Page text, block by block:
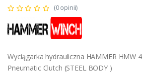
(0 opinii)
Wyciągarka hydrauliczna HAMMER HMW
Pneumatic Clutch (STEEL BODY )